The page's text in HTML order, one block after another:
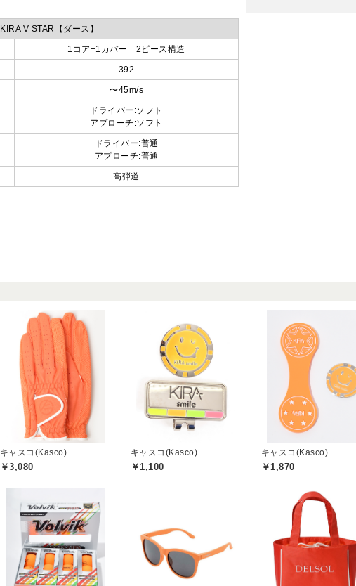
KIRA V STAR【ダース】
1コア+1カバー 2ピース構造
392
〜45m/s
ドライバー:ソフト
アプローチ:ソフト
ドライバー:普通
アプローチ:普通
高弾道
キャスコ(Kasco)
￥3,080
キャスコ(Kasco)
￥1,100
キャスコ(Kasco)
￥1,870